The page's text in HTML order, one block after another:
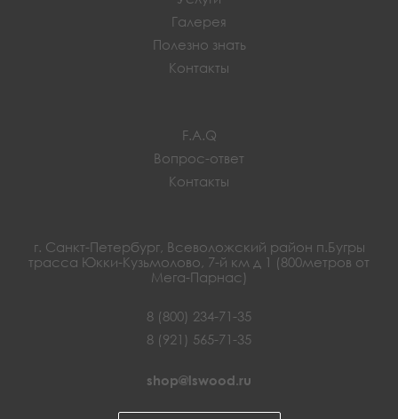
Галерея
Полезно знать
Контакты
F.A.Q
Вопрос-ответ
Контакты
г. Санкт-Петербург, Всеволожский район п.Бугры
трасса Юкки-Кузьмолово, 7-й км д 1 (800метров от
Мега-Парнас)
8 (800) 234-71-35
8 (921) 565-71-35
shop@lswood.ru